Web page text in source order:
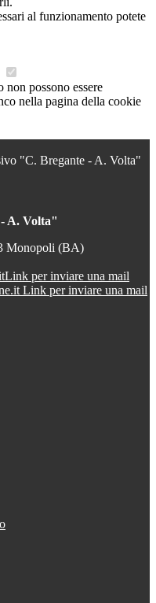
al funzionamento potete
possono essere
nella pagina della cookie
"C. Bregante - A. Volta"
A. Volta"
Monopoli (BA)
Link per inviare una mail
Link per inviare una mail